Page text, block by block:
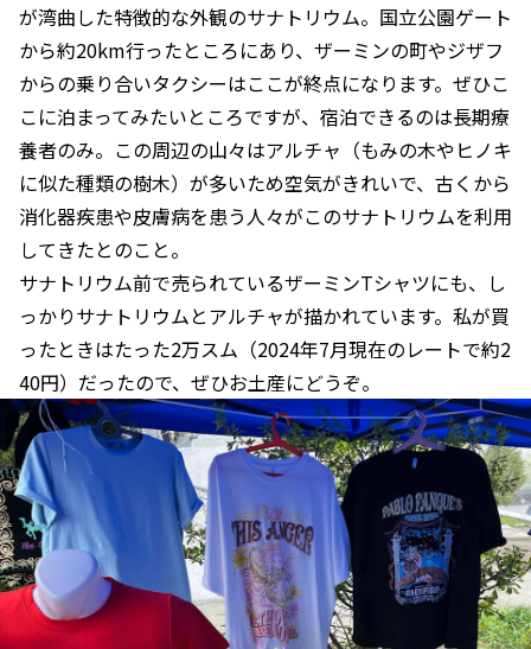
が湾曲した特徴的な外観のサナトリウム。国立公園ゲート
から約20km行ったところにあり、ザーミンの町やジザフ
からの乗り合いタクシーはここが終点になります。ぜひこ
こに泊まってみたいところですが、宿泊できるのは長期療
養者のみ。この周辺の山々はアルチャ（もみの木やヒノキ
に似た種類の樹木）が多いため空気がきれいで、古くから
消化器疾患や皮膚病を患う人々がこのサナトリウムを利用
してきたとのこと。
サナトリウム前で売られているザーミンTシャツにも、し
っかりサナトリウムとアルチャが描かれています。私が買
ったときはたった2万スム（2024年7月現在のレートで約2
40円）だったので、ぜひお土産にどうぞ。